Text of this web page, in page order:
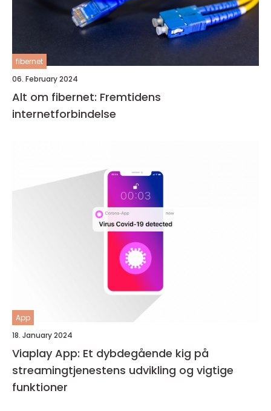
fibernet
06. February 2024
Alt om fibernet: Fremtidens
internetforbindelse
App
18. January 2024
Viaplay App: Et dybdegående kig på
streamingtjenestens udvikling og vigtige
funktioner